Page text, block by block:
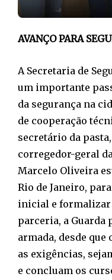
AVANÇO PARA
A Secretaria de
um importante
da segurança na
de cooperação
secretário da
corregedor-geral
Marcelo Oliveira
Rio de Janeiro,
inicial e formalizar
parceria, a Guarda
armada, desde
as exigências,
e concluam os